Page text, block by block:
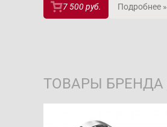
7 500 руб. Подробнее »
ТОВАРЫ БРЕНДА